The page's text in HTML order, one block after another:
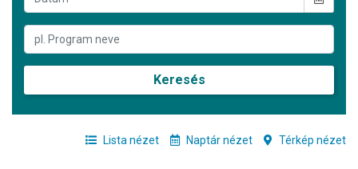
Keresés
Lista nézet Naptár nézet Térkép nézet